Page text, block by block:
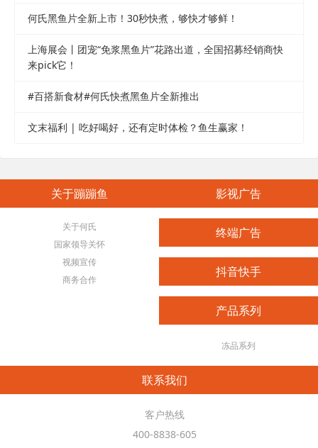
何氏黑鱼片全新上市！30秒快煮，够快才够鲜！
上海展会丨团宠“免浆黑鱼片”花路出道，全国招募经销商快
来pick它！
#百搭新食材#何氏快煮黑鱼片全新推出
文末福利 | 吃好喝好，还有定时体检？鱼生赢家！
关于蹦蹦鱼
关于何氏
国家领导关怀
视频宣传
商务合作
影视广告
终端广告
抖音快手
产品系列
冻品系列
联系我们
客户热线
400-8838-605